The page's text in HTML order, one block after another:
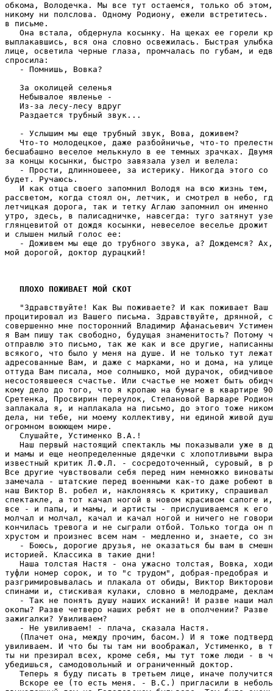
ПЛОХО ПОЖИВАЕТ МОЙ СКОТ